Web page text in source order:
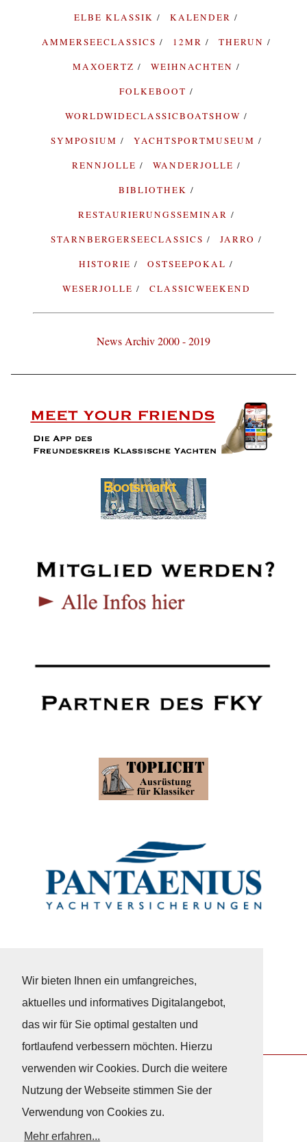
Wir bieten Ihnen ein umfangreiches,
aktuelles und informatives Digitalangebot,
das wir für Sie optimal gestalten und
fortlaufend verbessern möchten. Hierzu
verwenden wir Cookies. Durch die weitere
Nutzung der Webseite stimmen Sie der
Verwendung von Cookies zu.
Mehr erfahren...
ELBE KLASSIK
KALENDER
AMMERSEECLASSICS
12MR
THERUN
MAXOERTZ
WEIHNACHTEN
FOLKEBOOT
WORLDWIDECLASSICBOATSHOW
SYMPOSIUM
YACHTSPORTMUSEUM
RENNJOLLE
WANDERJOLLE
BIBLIOTHEK
RESTAURIERUNGSSEMINAR
STARNBERGERSEECLASSICS
JARRO
HISTORIE
OSTSEEPOKAL
WESERJOLLE
CLASSICWEEKEND
News Archiv 2000 - 2019